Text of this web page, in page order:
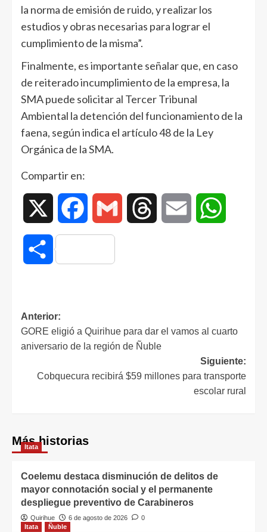
la norma de emisión de ruido, y realizar los
estudios y obras necesarias para lograr el
cumplimiento de la misma”.
Finalmente, es importante señalar que, en caso
de reiterado incumplimiento de la empresa, la
SMA puede solicitar al Tercer Tribunal
Ambiental la detención del funcionamiento de la
faena, según indica el artículo 48 de la Ley
Orgánica de la SMA.
Compartir en:
Facebook Gmail Threads Email
Compartir
Anterior:
GORE eligió a Quirihue para dar el vamos al cuarto
aniversario de la región de Ñuble
Siguiente:
Cobquecura recibirá $59 millones para transporte
escolar rural
Más historias
Itata
Coelemu destaca disminución de delitos de
mayor connotación social y el permanente
despliegue preventivo de Carabineros
Quirihue 6 de agosto de 2026
0
Itata
Ñuble